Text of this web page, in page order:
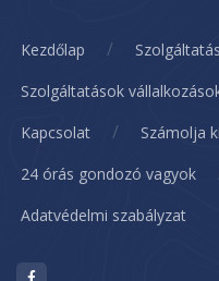
Kezdőlap /
Szolgáltatások
Kapcsolat / Számolja ki
24 órás gondozó vagyok
Adatvédelmi szabályzat